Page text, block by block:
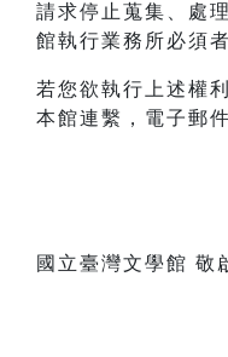
請求停止蒐集、處
館執行業務所必須
若您欲執行上述權
本館連繫，電子郵
國立臺灣文學館 敬